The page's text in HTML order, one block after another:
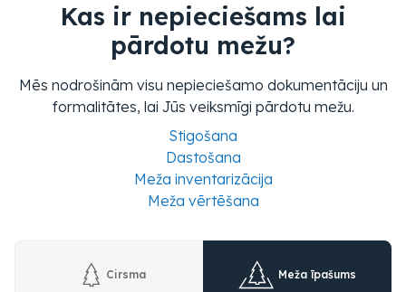
Kas ir nepieciešams lai
pārdotu mežu?
Mēs nodrošinām visu nepieciešamo dokumentāciju un
formalitātes, lai Jūs veiksmīgi pārdotu mežu.
Stigošana
Dastošana
Meža inventarizācija
Meža vērtēšana
Cirsma Meža īpašums